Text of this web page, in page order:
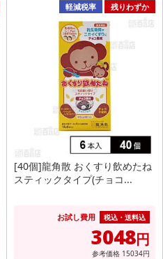
軽減税率 残りわずか
[40個]龍角散 おくすり飲めたね
スティックタイプ(チョコ...
お試し費用 税込・送料込
3048円
参考価格 15034円